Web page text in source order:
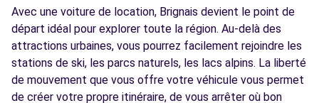
Free2move Rent - MS AUTOMOBILES -
OULLINS (C)
6.8
km
45-57 AV JEAN JAURES
OULLINS, 69600
Avec une voiture de location, Brignais devient le point de
départ idéal pour explorer toute la région. Au-delà des
attractions urbaines, vous pourrez facilement rejoindre les
stations de ski, les parcs naturels, les lacs alpins. La liberté
de mouvement que vous offre votre véhicule vous permet
de créer votre propre itinéraire, de vous arrêter où bon